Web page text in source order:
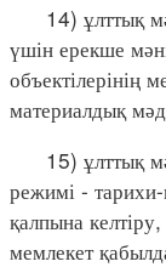
14) ұлттық
үшін ерекше
объектілерінің
материалдық
15) ұлттық
режимі - тарихи-
қалпына
мемлекет